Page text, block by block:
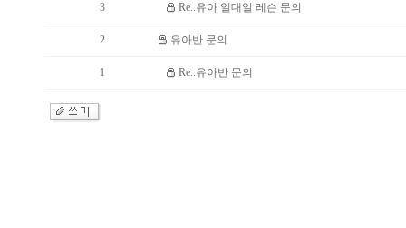
3 Re..유아 일대일 레슨 문의
2 유아반 문의
1 Re..유아반 문의